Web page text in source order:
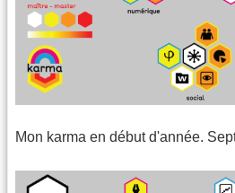
Mon karma en début d'année.